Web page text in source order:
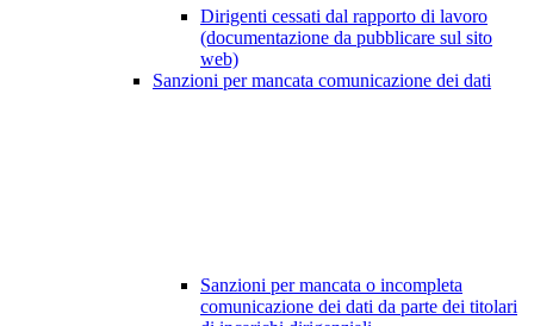
Dirigenti cessati dal rapporto di lavoro
(documentazione da pubblicare sul sito
web)
Sanzioni per mancata comunicazione dei dati
Sanzioni per mancata o incompleta
comunicazione dei dati da parte dei titolari